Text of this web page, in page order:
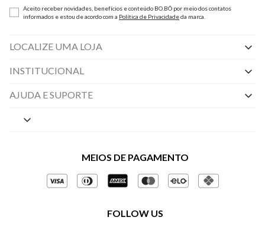
Aceito receber novidades, benefícios e conteúdo BO.BÔ por meio dos contatos
informados e estou de acordo com a Política de Privacidadeda marca.
LOCALIZE UMA LOJA
INSTITUCIONAL
Nossas Lojas
Políticas de Privacidade
Gestão de Privacidade
Ética e Sustentabilidade
AJUDA E SUPORTE
Central de Preferências
Perguntas frequentes
Regulamentos e Promoções
MEIOS DE PAGAMENTO
FOLLOW US